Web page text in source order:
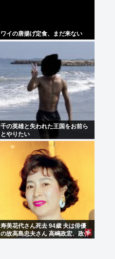
ワイの唐揚げ定食、まだ来ない
千の英雄と失われた王国をお前ら
とやりたい
寿美花代さん死去 94歳 夫は俳優
の故高島忠夫さん 高嶋政宏、政伸